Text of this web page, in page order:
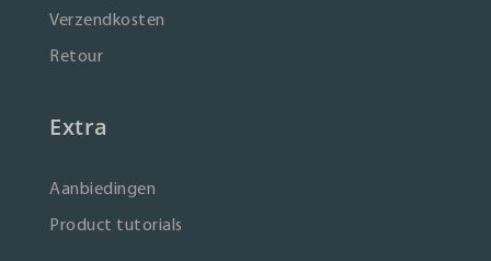
Verzendkosten
Retour
Extra
Aanbiedingen
Product tutorials